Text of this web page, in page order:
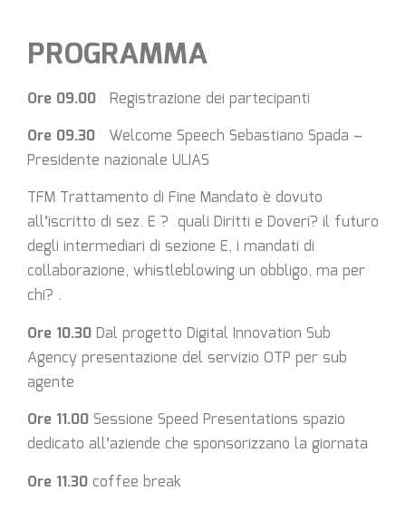
PROGRAMMA
Ore 09.00 Registrazione dei partecipanti
Ore 09.30 Welcome Speech Sebastiano Spada –
Presidente nazionale ULIAS
TFM Trattamento di Fine Mandato è dovuto
all’iscritto di sez. E ? quali Diritti e Doveri? il futuro
degli intermediari di sezione E, i mandati di
collaborazione, whistleblowing un obbligo, ma per
chi? .
Ore 10.30 Dal progetto Digital Innovation Sub
Agency presentazione del servizio OTP per sub
agente
Ore 11.00 Sessione Speed Presentations spazio
dedicato all’aziende che sponsorizzano la giornata
Ore 11.30 coffee break